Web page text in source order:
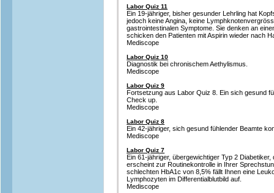
Labor Quiz 11
Ein 19-jähriger, bisher gesunder Lehrling hat
jedoch keine Angina, keine
gastrointestinalen Symptome. Sie denken an
schicken den Patienten mit Aspirin wieder nach
Mediscope
Labor Quiz 10
Diagnostik bei chronischem Aethylismus.
Mediscope
Labor Quiz 9
Fortsetzung aus Labor Quiz 8. Ein sich gesund
Check up.
Mediscope
Labor Quiz 8
Ein 42-jähriger, sich gesund fühlender Beamte
Mediscope
Labor Quiz 7
Ein 61-jähriger, übergewichtiger Typ 2
erscheint zur Routinekontrolle in Ihrer
schlechten HbA1c von 8,5% fällt Ihnen eine
Lymphozyten im Differentialblutbild auf.
Mediscope